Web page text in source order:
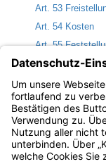
Art. 53
Art. 54 Kosten
Art. 55
Art. 56
Art. 57
Art. 58
Bayern.de